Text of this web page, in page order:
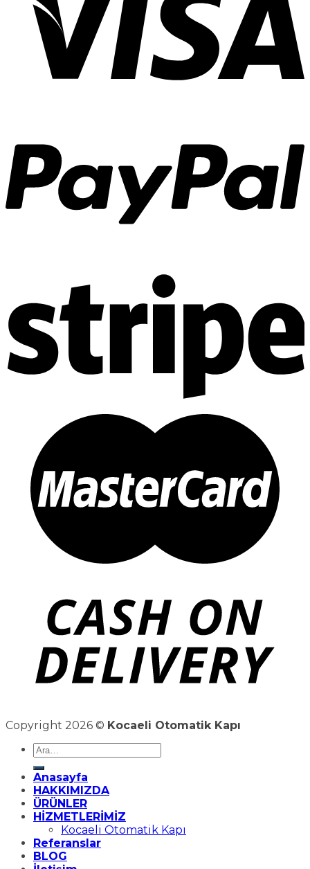
Copyright 2026 © Kocaeli Otomatik Kapı
Ara:
Anasayfa
HAKKIMIZDA
ÜRÜNLER
HİZMETLERİMİZ
Kocaeli Otomatik Kapı
Referanslar
BLOG